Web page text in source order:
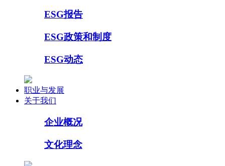
ESG报告
ESG政策和制度
ESG动态
职业与发展
关于我们
企业概况
文化理念